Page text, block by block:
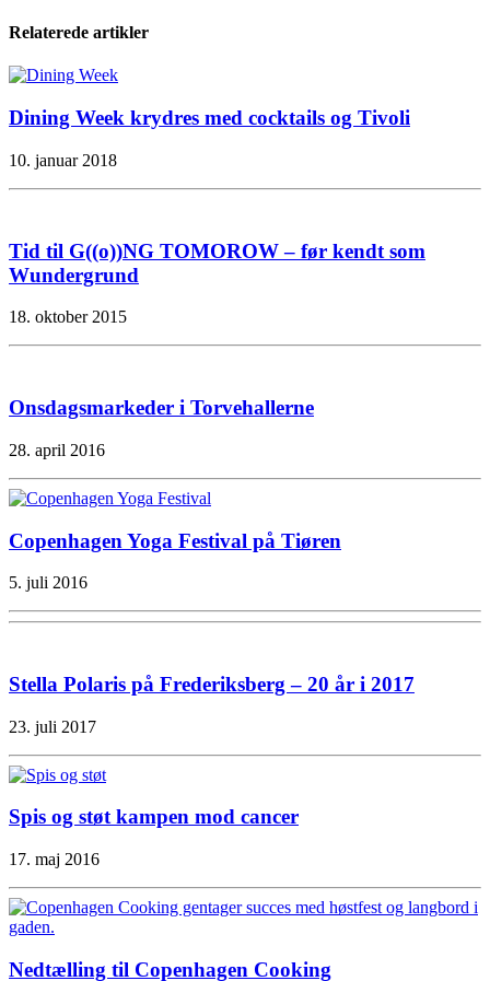
Relaterede artikler
Dining Week krydres med cocktails og Tivoli
10. januar 2018
Tid til G((o))NG TOMOROW – før kendt som
Wundergrund
18. oktober 2015
Onsdagsmarkeder i Torvehallerne
28. april 2016
Copenhagen Yoga Festival på Tiøren
5. juli 2016
Stella Polaris på Frederiksberg – 20 år i 2017
23. juli 2017
Spis og støt kampen mod cancer
17. maj 2016
Nedtælling til Copenhagen Cooking